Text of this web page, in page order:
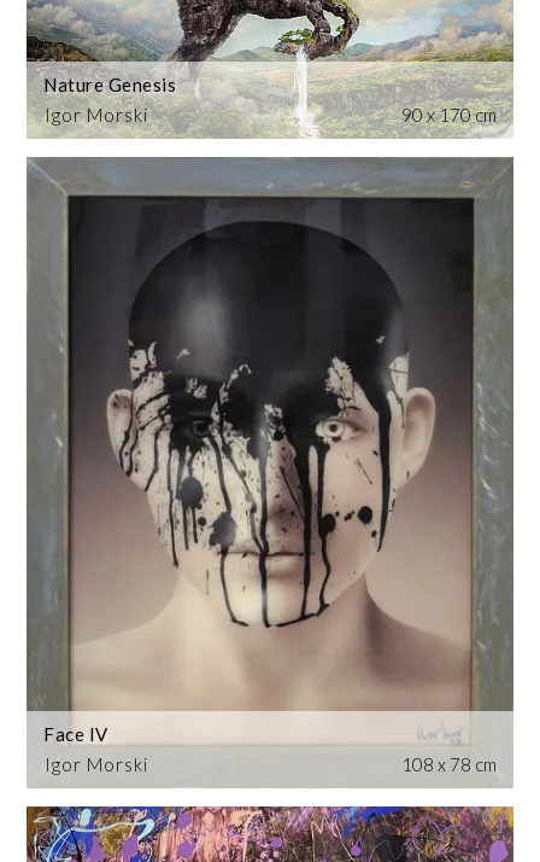
Igor Morski
Nature Genesis
90 x 170 cm
Igor Morski
Face IV
108 x 78 cm